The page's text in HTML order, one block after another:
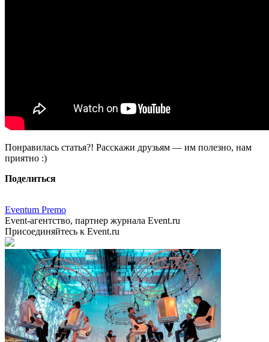
Понравилась статья?! Расскажи друзьям — им полезно, нам
приятно :)
Поделиться
Eventum Premo
Event-агентство, партнер журнала Event.ru
Присоединяйтесь к Event.ru